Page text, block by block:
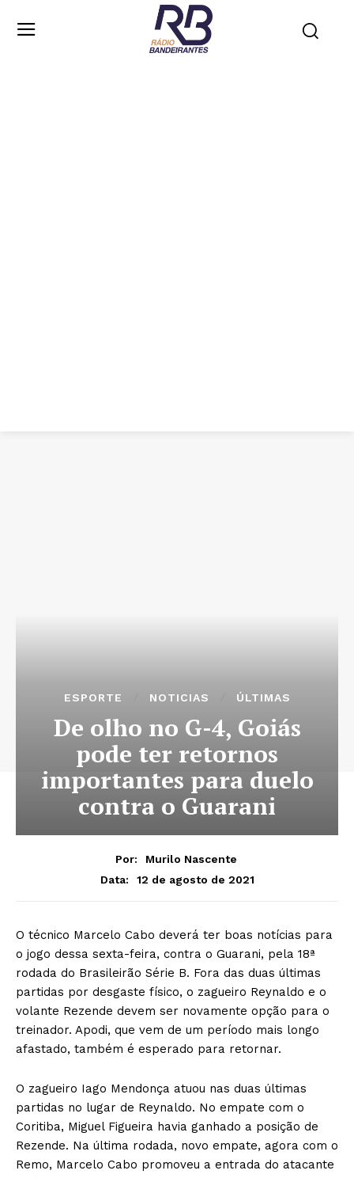
ESPORTE NOTICIAS ÚLTIMAS
De olho no G-4, Goiás
pode ter retornos
importantes para duelo
contra o Guarani
Por:
Murilo Nascente
Data:
12 de agosto de 2021
O técnico Marcelo Cabo deverá ter boas notícias para
o jogo dessa sexta-feira, contra o Guarani, pela 18ª
rodada do Brasileirão Série B. Fora das duas últimas
partidas por desgaste físico, o zagueiro Reynaldo e o
volante Rezende devem ser novamente opção para o
treinador. Apodi, que vem de um período mais longo
afastado, também é esperado para retornar.
O zagueiro Iago Mendonça atuou nas duas últimas
partidas no lugar de Reynaldo. No empate com o
Coritiba, Miguel Figueira havia ganhado a posição de
Rezende. Na última rodada, novo empate, agora com o
Remo, Marcelo Cabo promoveu a entrada do atacante